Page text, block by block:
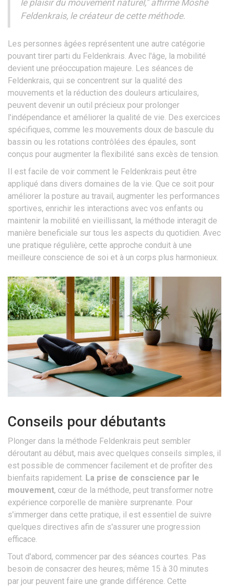
le plaisir du mouvement naturel," affirme Moshé
Feldenkrais, le créateur de cette méthode.
Les personnes âgées représentent une autre catégorie
pouvant tirer parti du Feldenkrais. Avec l'âge, la mobilité
devient une préoccupation majeure. Les séances de
Feldenkrais, qui se concentrent sur la qualité des
mouvements et la réduction des douleurs articulaires,
peuvent devenir un outil précieux pour prolonger
l'indépendance et améliorer la qualité de vie. Des exercices
spécifiques, comme les mouvements doux de bascule du
bassin ou les rotations contrôlées des épaules, sont
conçus pour augmenter la flexibilité sans excès de tension.
Il est facile de voir comment le Feldenkrais peut être
appliqué dans divers domaines de la vie. Que ce soit pour
améliorer la posture au travail, augmenter les performances
sportives, enrichir les interactions avec vos enfants ou
maintenir la mobilité en vieillissant, la méthode interagit de
manière beneficiale sur tous les aspects du quotidien. Avec
une pratique régulière, cette approche conduit à une
meilleure conscience de soi et à un corps plus harmonieux.
Conseils pour débutants
Plonger dans la méthode Feldenkrais peut sembler
déroutant au début, mais avec quelques conseils simples, il
est possible de commencer facilement et de profiter des
bienfaits rapidement. La prise de conscience par le
mouvement, cœur de la méthode, peut transformer notre
expérience corporelle de manière surprenante. Pour
s'immerger dans cette pratique, il est essentiel de suivre
quelques directives afin de s'assurer une progression
efficace.
Tout d'abord, commencer par des séances courtes. Pas
besoin de consacrer des heures; même 15 à 30 minutes
par jour peuvent faire une grande différence. Cette